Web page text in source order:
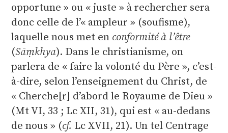
opportune » ou « juste » à rechercher sera
donc celle de l’« ampleur » (soufisme),
laquelle nous met en conformité à l’être
(Sāṃkhya). Dans le christianisme, on
parlera de « faire la volonté du Père », c’est-
à-dire, selon l’enseignement du Christ, de
« Cherche[r] d’abord le Royaume de Dieu »
(Mt VI, 33 ; Lc XII, 31), qui est « au-dedans
de nous » (cf. Lc XVII, 21). Un tel Centrage